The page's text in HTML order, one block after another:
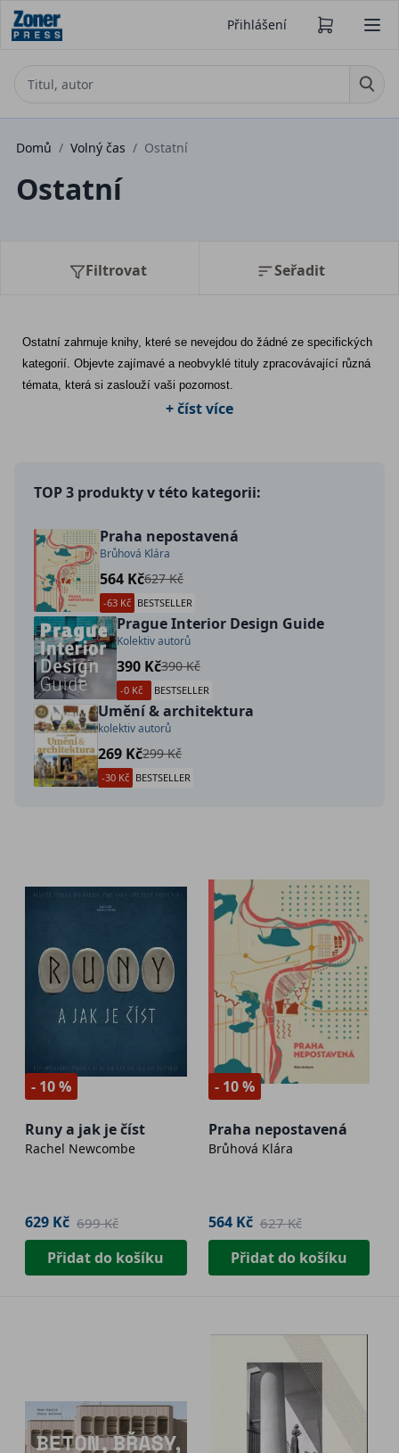
Přihlášení
Domů / Volný čas / Ostatní
Ostatní
Filtrovat Seřadit
Ostatní zahrnuje knihy, které se nevejdou do žádné ze specifických
kategorií. Objevte zajímavé a neobvyklé tituly zpracovávající různá
témata, která si zaslouží vaši pozornost.
+ číst více
TOP 3 produkty v této kategorii:
Praha nepostavená
Brůhová Klára
564 Kč627 Kč
-63 Kč BESTSELLER
Prague Interior Design Guide
Kolektiv autorů
390 Kč390 Kč
-0 Kč BESTSELLER
Umění & architektura
kolektiv autorů
269 Kč299 Kč
-30 Kč BESTSELLER
- 10 %
Runy a jak je číst
Rachel Newcombe
629 Kč 699 Kč
Přidat do košíku
- 10 %
Praha nepostavená
Brůhová Klára
564 Kč 627 Kč
Přidat do košíku